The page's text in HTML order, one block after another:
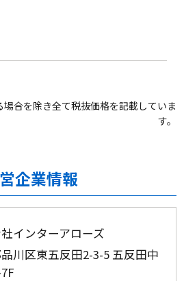
合を除き全て税抜価格を記載していま
す。
企業情報
インターアローズ
川区東五反田2-3-5 五反田中